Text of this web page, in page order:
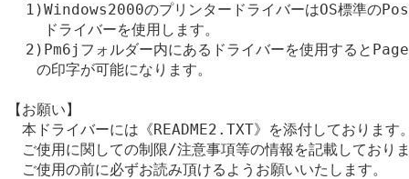
1)Windows2000のプリンタードライバーはOS標準の
    ドライバーを使用します。
2)Pm6jフォルダー内にあるドライバーを使用すると
の印字が可能になります。
【お願い】
本ドライバーには《README2.TXT》を添付しております
ご使用に関しての制限/注意事項等の情報を記載しており
ご使用の前に必ずお読み頂けるようお願いいたします。